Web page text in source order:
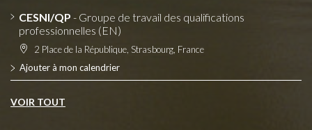
CESNI/QP - Groupe de travail des qualifications
professionnelles (EN)
2 Place de la République, Strasbourg, France
Ajouter à mon calendrier
VOIR TOUT